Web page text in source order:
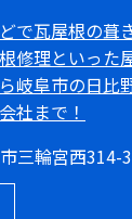
三輪宮西314-3